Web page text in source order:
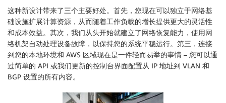
这种新设计带来了三个主要好处。首先，您现在可以独立于网络基
础设施扩展计算资源，从而随着工作负载的增长提供更大的灵活性
和成本效益。其次，我们从头开始就建立了网络恢复能力，使用网
络机架自动处理设备故障，以保持您的系统平稳运行。第三，连接
到您的本地环境和 AWS 区域现在是一件轻而易举的事情 – 您可以通
过简单的 API 或我们更新的控制台界面配置从 IP 地址到 VLAN 和
BGP 设置的所有内容。